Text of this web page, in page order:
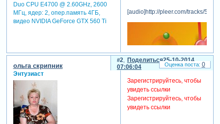
Duo CPU E4700 @ 2.60GHz, 2600
МГц, ядер: 2, опер.память 4ГБ,
видео NVIDIA GeForce GTX 560 Ti
[audio]http://pleer.com/tracks/
Поделиться
2
25-10-2014
07:06:04
ольга скрипник
Энтузиаст
Зарегистрируйтесь, чтобы
увидеть ссылки
Зарегистрируйтесь, чтобы
увидеть ссылки
0